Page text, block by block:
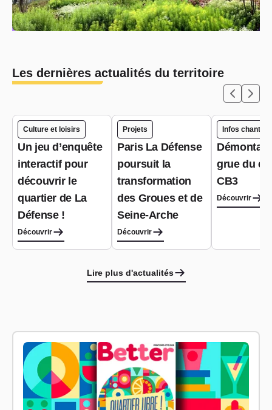
Les dernières actualités du territoire
Culture et loisirs
Un jeu d’enquête
interactif pour
découvrir le
quartier de La
Défense !
Découvrir
Projets
Paris La Défense
poursuit la
transformation
des Groues et de
Seine-Arche
Découvrir
Infos
grue du
CB3
Découvrir
Lire plus d'actualités